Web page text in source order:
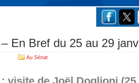
En Bref du 25 au 29
Au Sénat